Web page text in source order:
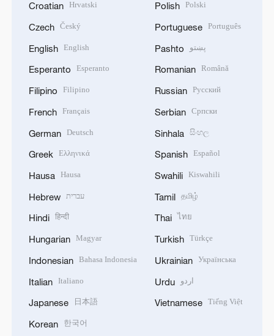
Croatian Hrvatski
Czech Český
English English
Esperanto Esperanto
Filipino Filipino
French Français
German Deutsch
Greek Ελληνικά
Hausa Hausa
Hebrew עברית
Hindi हिन्दी
Hungarian Magyar
Indonesian Bahasa Indonesia
Italian Italiano
Japanese 日本語
Korean 한국어
Polish Polski
Portuguese Português
Pashto پښتو
Romanian Română
Russian Русский
Serbian Српски
Sinhala සිංහල
Spanish Español
Swahili Kiswahili
Tamil தமிழ்
Thai ไทย
Turkish Türkçe
Ukrainian Українська
Urdu اردو
Vietnamese Tiếng Việt